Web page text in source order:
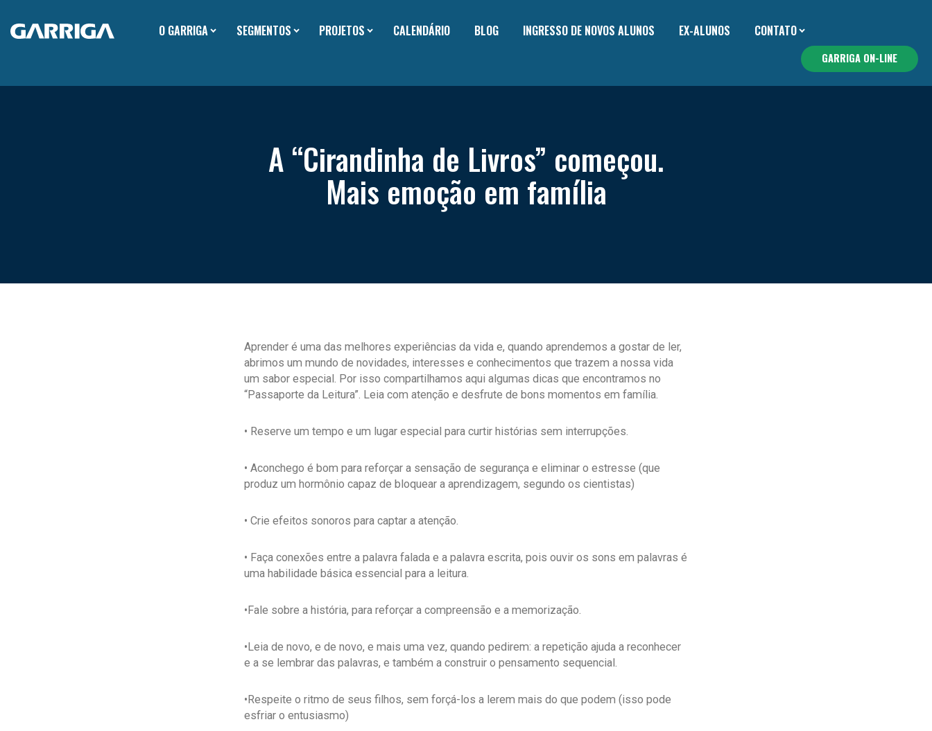
O GARRIGA SEGMENTOS PROJETOS CALENDÁRIO BLOG INGRESSO DE NOVOS ALUNOS EX-ALUNOS CONTATO
GARRIGA ON-LINE
A “Cirandinha de Livros” começou.
Mais emoção em família
Aprender é uma das melhores experiências da vida e, quando aprendemos a gostar de ler,
abrimos um mundo de novidades, interesses e conhecimentos que trazem a nossa vida
um sabor especial. Por isso compartilhamos aqui algumas dicas que encontramos no
“Passaporte da Leitura”. Leia com atenção e desfrute de bons momentos em família.
• Reserve um tempo e um lugar especial para curtir histórias sem interrupções.
• Aconchego é bom para reforçar a sensação de segurança e eliminar o estresse (que
produz um hormônio capaz de bloquear a aprendizagem, segundo os cientistas)
• Crie efeitos sonoros para captar a atenção.
• Faça conexões entre a palavra falada e a palavra escrita, pois ouvir os sons em palavras é
uma habilidade básica essencial para a leitura.
•Fale sobre a história, para reforçar a compreensão e a memorização.
•Leia de novo, e de novo, e mais uma vez, quando pedirem: a repetição ajuda a reconhecer
e a se lembrar das palavras, e também a construir o pensamento sequencial.
•Respeite o ritmo de seus filhos, sem forçá-los a lerem mais do que podem (isso pode
esfriar o entusiasmo)